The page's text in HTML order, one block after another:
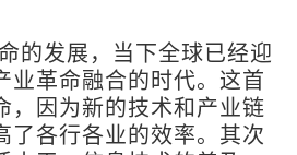
的发展，当下全球已经迎
业革命融合的时代。这首
，因为新的技术和产业链
了各行各业的效率。其次